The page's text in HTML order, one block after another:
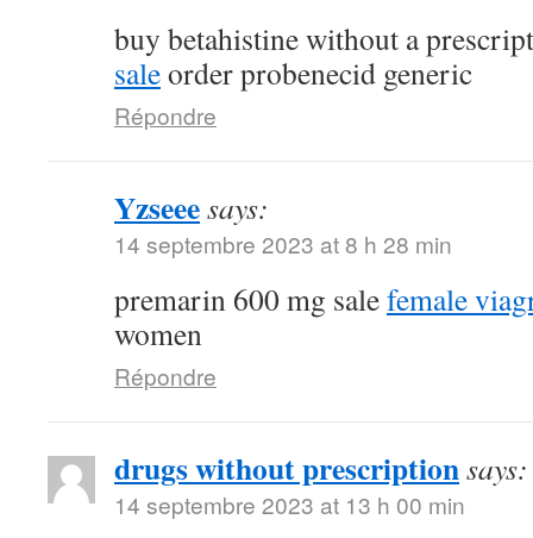
buy betahistine without a
saleorder probenecid generic
Répondre
Yzseeesays:
14 septembre 2023 at 8 h 28 min
premarin 600 mg salefemale
women
Répondre
drugs without prescriptionsays:
14 septembre 2023 at 13 h 00 min